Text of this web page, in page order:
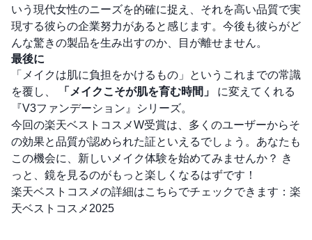
いう現代女性のニーズを的確に捉え、それを高い品質で実
現する彼らの企業努力があると感じます。今後も彼らがど
んな驚きの製品を生み出すのか、目が離せません。
最後に
「メイクは肌に負担をかけるもの」というこれまでの常識
を覆し、
「メイクこそが肌を育む時間」
に変えてくれる
『V3ファンデーション』シリーズ。
今回の楽天ベストコスメW受賞は、多くのユーザーからそ
の効果と品質が認められた証といえるでしょう。あなたも
この機会に、新しいメイク体験を始めてみませんか？ き
っと、鏡を見るのがもっと楽しくなるはずです！
楽天ベストコスメの詳細はこちらでチェックできます： 楽
天ベストコスメ2025